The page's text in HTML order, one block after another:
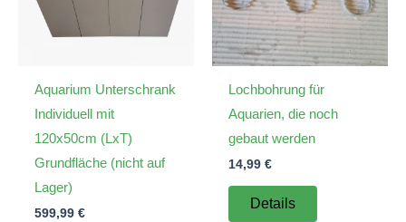
Aquarium Unterschrank
Individuell mit
120x50cm (LxT)
Grundfläche (nicht auf
Lager)
599,99 €
Lochbohrung für
Aquarien, die noch
gebaut werden
14,99 €
Details